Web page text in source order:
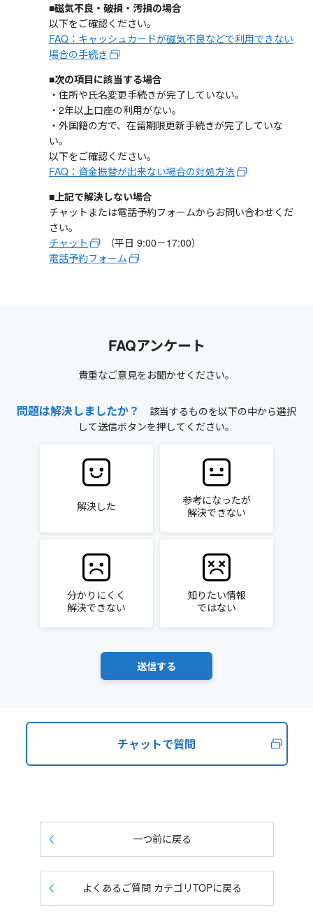
■磁気不良・破損・汚損の場合
以下をご確認ください。
FAQ：キャッシュカードが磁気不良などで利用できない
場合の手続き
■次の項目に該当する場合
・住所や氏名変更手続きが完了していない。
・2年以上口座の利用がない。
・外国籍の方で、在留期限更新手続きが完了していな
い。
以下をご確認ください。
FAQ：資金振替が出来ない場合の対処方法
■上記で解決しない場合
チャットまたは電話予約フォームからお問い合わせくだ
さい。
チャット
（平日 9:00－17:00）
電話予約フォーム
FAQアンケート
貴重なご意見をお聞かせください。
問題は解決しましたか？
該当するものを以下の中から選択
して送信ボタンを押してください。
解決した
参考になったが
解決できない
分かりにくく
解決できない
知りたい情報
ではない
チャットで質問
一つ前に戻る
よくあるご質問 カテゴリTOPに戻る